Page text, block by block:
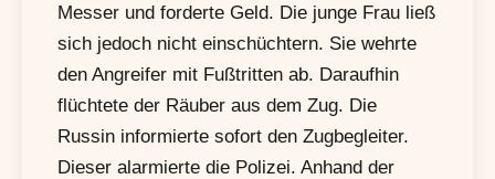
Messer und forderte Geld. Die junge Frau ließ
sich jedoch nicht einschüchtern. Sie wehrte
den Angreifer mit Fußtritten ab. Daraufhin
flüchtete der Räuber aus dem Zug. Die
Russin informierte sofort den Zugbegleiter.
Dieser alarmierte die Polizei. Anhand der